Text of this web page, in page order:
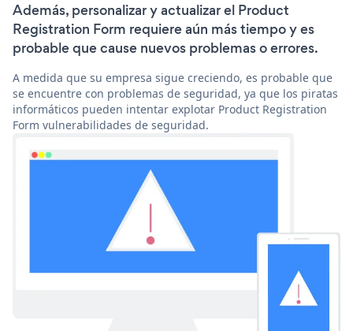
Además, personalizar y actualizar el Product
Registration Form requiere aún más tiempo y es
probable que cause nuevos problemas o errores.
A medida que su empresa sigue creciendo, es probable que
se encuentre con problemas de seguridad, ya que los piratas
informáticos pueden intentar explotar Product Registration
Form vulnerabilidades de seguridad.